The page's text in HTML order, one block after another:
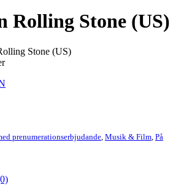
Rolling Stone (US)
Stone (US)
prenumerationserbjudande Musik & Film På